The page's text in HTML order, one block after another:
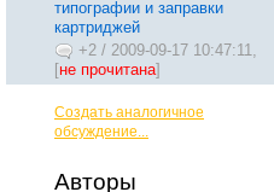
типографии и заправки
картриджей
+2 / 2009-09-17 10:47:11,
[не прочитана]
Создать аналогичное
обсуждение...
Авторы